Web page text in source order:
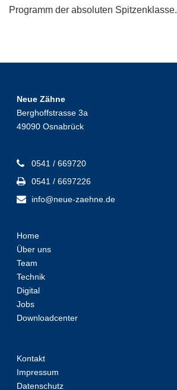
Programm der absoluten Spitzenklasse.
Neue Zähne
Berghoffstrasse 3a
49090 Osnabrück
0541 / 669720
0541 / 6697226
info@neue-zaehne.de
Home
Über uns
Team
Technik
Digital
Jobs
Downloadcenter
Kontakt
Impressum
Datenschutz